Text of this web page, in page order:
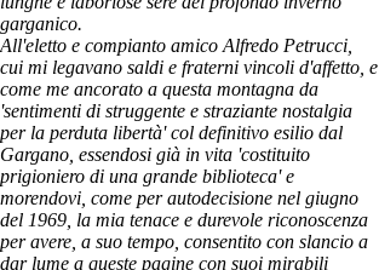
garganico.
All'eletto e compianto amico Alfredo Petrucci,
cui mi legavano saldi e fraterni vincoli d'affetto, e
come me ancorato a questa montagna da
'sentimenti di struggente e straziante nostalgia
per la perduta libertà' col definitivo esilio dal
Gargano, essendosi già in vita 'costituito
prigioniero di una grande biblioteca' e
morendovi, come per autodecisione nel giugno
del 1969, la mia tenace e durevole riconoscenza
per avere, a suo tempo, consentito con slancio a
dar lume a queste pagine con suoi mirabili